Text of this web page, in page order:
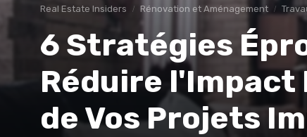
Real Estate Insiders Rénovation et Aménagement
6 Stratégies
Réduire
de Vos Projets